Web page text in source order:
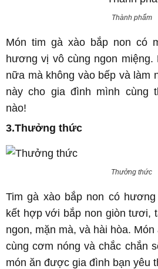
Thành phẩm
Món tim gà xào bắp non có
hương vị vô cùng ngon miệng.
nữa mà không vào bếp và làm
này cho gia đình mình cùng
nào!
3.Thưởng thức
Thưởng thức
Tim gà xào bắp non có
kết hợp với bắp non giòn tươi,
ngon, mặn mà, và hài hòa.
cùng cơm nóng và chắc chắn
món ăn được gia đình bạn yêu